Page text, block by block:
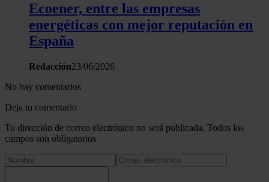
Ecoener, entre las empresas
energéticas con mejor reputación en
España
Redacción23/06/2026
No hay comentarios
Deja tu comentario
Tu dirección de correo electrónico no será publicada. Todos los
campos son obligatorios